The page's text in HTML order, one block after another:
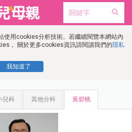
使用cookies分析技術。若繼續閱覽本網站內
， 關於更多cookies資訊請閱讀我們的隱私
我知道了
兒科 其他分科 黃碧桃